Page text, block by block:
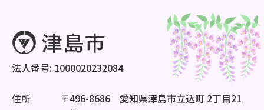
法人番号: 1000020232084
住所
〒496-8686 愛知県津島市立込町 2丁目21